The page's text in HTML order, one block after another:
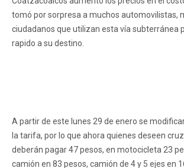
tomó por sorpresa a muchos automovilistas,
ciudadanos que utilizan esta vía subterránea
rapido a su destino.
A partir de este lunes 29 de enero se
la tarifa, por lo que ahora quienes deseen
deberán pagar 47 pesos, en motocicleta 23
camión en 83 pesos, camión de 4 y 5 ejes en